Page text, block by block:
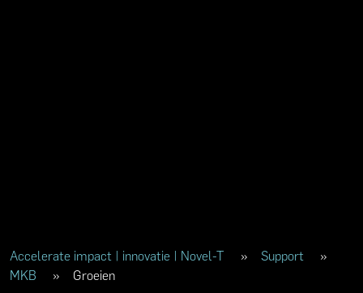
Accelerate impact | innovatie | Novel-T » Support
»
MKB
» Groeien